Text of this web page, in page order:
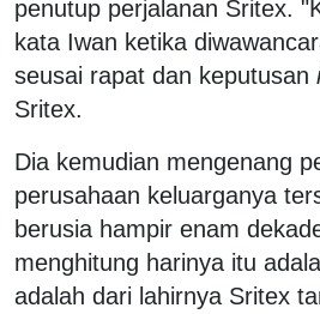
penutup perjalanan Sritex.
kata Iwan ketika
seusai rapat dan keputusan
Sritex.
Dia kemudian mengenang
perusahaan keluarganya
berusia hampir enam
menghitung harinya itu
adalah dari lahirnya Sritex